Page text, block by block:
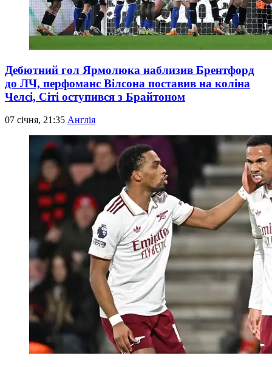
Дебютний гол Ярмолюка наблизив Брентфорд
до ЛЧ, перфоманс Вілсона поставив на коліна
Челсі, Сіті оступився з Брайтоном
07 січня, 21:35 Англія